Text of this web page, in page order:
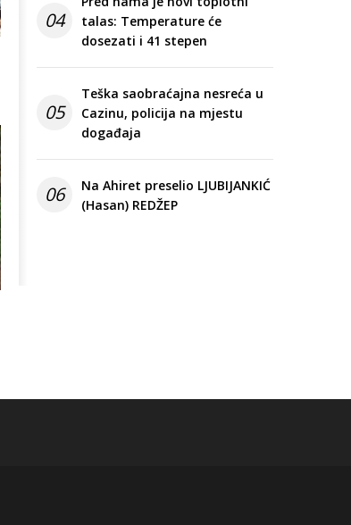
04
talas: Temperature će
dosezati i 41 stepen
05
Teška saobraćajna nesreća u
Cazinu, policija na mjestu
događaja
06
Na Ahiret preselio LJUBIJANKIĆ
(Hasan) REDŽEP